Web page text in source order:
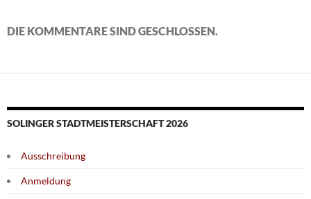
DIE KOMMENTARE SIND GESCHLOSSEN.
SOLINGER STADTMEISTERSCHAFT 2026
Ausschreibung
Anmeldung